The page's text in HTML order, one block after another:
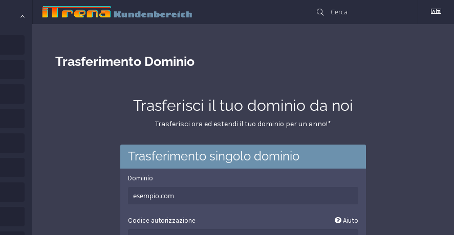
Trasferimento Dominio
Trasferisci il tuo dominio da noi
Trasferisci ora ed estendi il tuo dominio per un anno!*
Trasferimento singolo dominio
Dominio
Codice autorizzazione Aiuto